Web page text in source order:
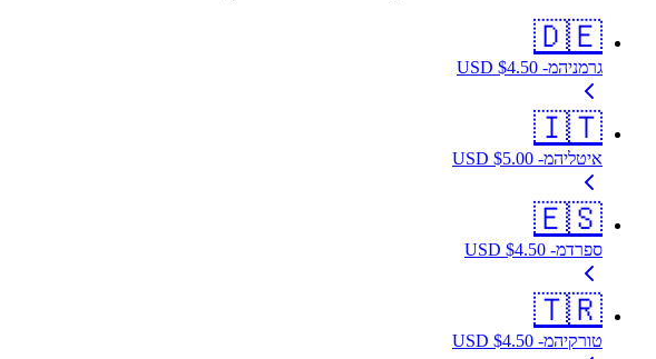
🇩🇪
גרמניהמ- $4.50
🇮🇹
איטליהמ- $5.00
🇪🇸
ספרדמ- $4.50
🇹🇷
טורקיהמ- $4.50